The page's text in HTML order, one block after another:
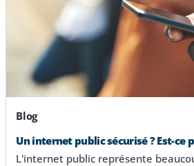
Blog
Un internet public sécurisé ? Est-ce
L'internet public représente